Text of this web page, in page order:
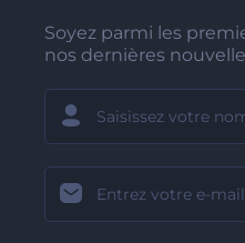
Soyez parmi les
nos dernières